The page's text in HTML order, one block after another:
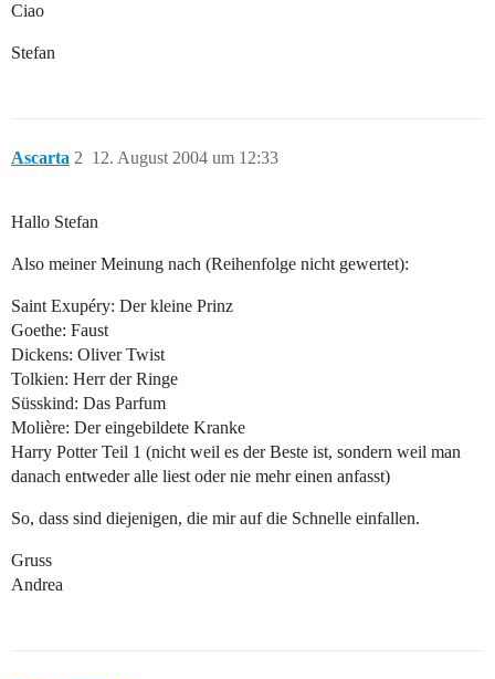
Ciao
Stefan
Ascarta 12. August 2004 um 12:33
2
Hallo Stefan
Also meiner Meinung nach (Reihenfolge nicht gewertet):
Saint Exupéry: Der kleine Prinz
Goethe: Faust
Dickens: Oliver Twist
Tolkien: Herr der Ringe
Süsskind: Das Parfum
Molière: Der eingebildete Kranke
Harry Potter Teil 1 (nicht weil es der Beste ist, sondern weil man
danach entweder alle liest oder nie mehr einen anfasst)
So, dass sind diejenigen, die mir auf die Schnelle einfallen.
Gruss
Andrea